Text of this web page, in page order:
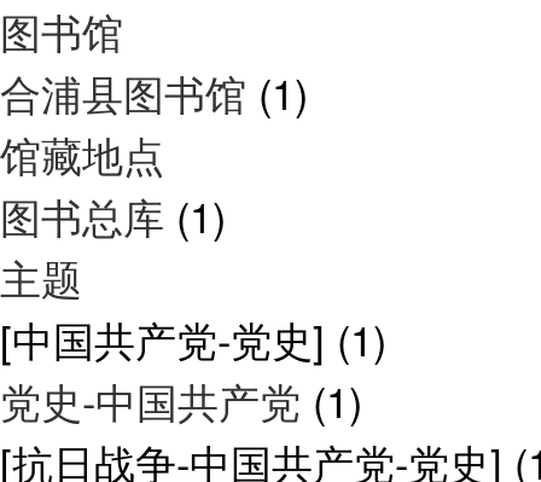
图书馆
合浦县图书馆 (1)
馆藏地点
图书总库 (1)
主题
[中国共产党-党史] (1)
党史-中国共产党 (1)
[抗日战争-中国共产党-党史]